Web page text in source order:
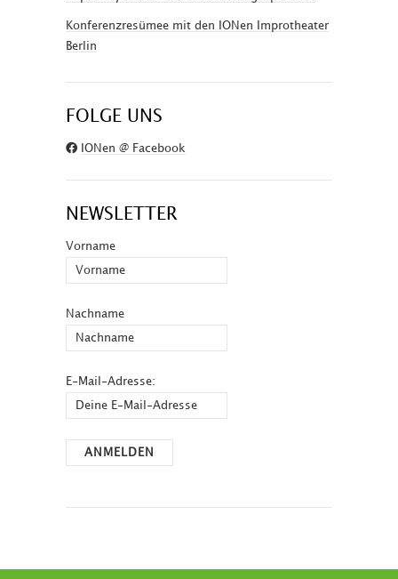
Konferenzresümee mit den IONen Improtheater
Berlin
FOLGE UNS
IONen @ Facebook
NEWSLETTER
Vorname
Nachname
E-Mail-Adresse: